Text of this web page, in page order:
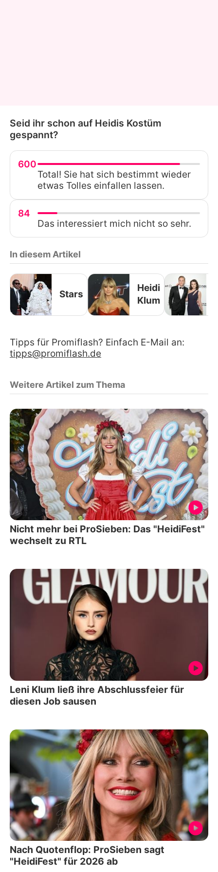
Seid ihr schon auf Heidis Kostüm
gespannt?
600
Total! Sie hat sich bestimmt wieder
etwas Tolles einfallen lassen.
84
Das interessiert mich nicht so sehr.
In diesem Artikel
Stars
Heidi
Klum
Tipps für Promiflash? Einfach E-Mail an:
tipps@promiflash.de
Weitere Artikel zum Thema
Nicht mehr bei ProSieben: Das "HeidiFest"
wechselt zu RTL
Leni Klum ließ ihre Abschlussfeier für
diesen Job sausen
Nach Quotenflop: ProSieben sagt
"HeidiFest" für 2026 ab